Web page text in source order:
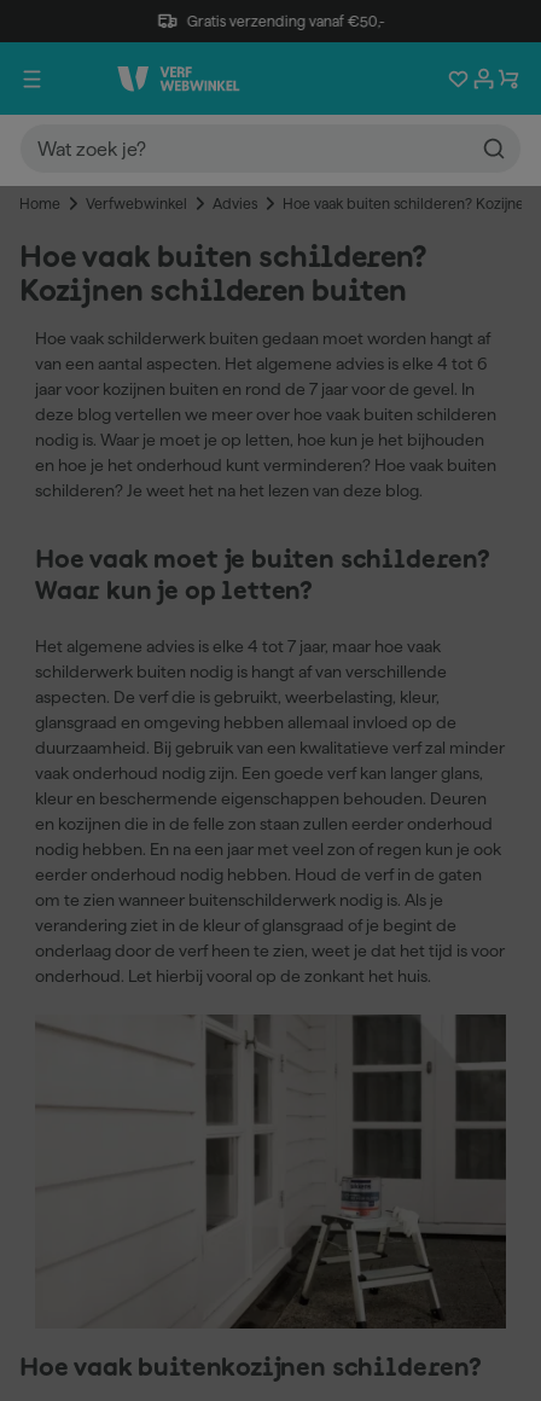
Gratis verzending vanaf €50,-
Home Verfwebwinkel Advies Hoe vaak buiten schilderen?
Hoe vaak buiten schilderen?
Kozijnen schilderen buiten
Hoe vaak schilderwerk buiten gedaan moet worden hangt af
van een aantal aspecten. Het algemene advies is elke 4 tot 6
jaar voor kozijnen buiten en rond de 7 jaar voor de gevel. In
deze blog vertellen we meer over hoe vaak buiten schilderen
nodig is. Waar je moet je op letten, hoe kun je het bijhouden
en hoe je het onderhoud kunt verminderen? Hoe vaak buiten
schilderen? Je weet het na het lezen van deze blog.
Hoe vaak moet je buiten schilderen?
Waar kun je op letten?
Het algemene advies is elke 4 tot 7 jaar, maar hoe vaak
schilderwerk buiten nodig is hangt af van verschillende
aspecten. De verf die is gebruikt, weerbelasting, kleur,
glansgraad en omgeving hebben allemaal invloed op de
duurzaamheid. Bij gebruik van een kwalitatieve verf zal minder
vaak onderhoud nodig zijn. Een goede verf kan langer glans,
kleur en beschermende eigenschappen behouden. Deuren
en kozijnen die in de felle zon staan zullen eerder onderhoud
nodig hebben. En na een jaar met veel zon of regen kun je ook
eerder onderhoud nodig hebben. Houd de verf in de gaten
om te zien wanneer buitenschilderwerk nodig is. Als je
verandering ziet in de kleur of glansgraad of je begint de
onderlaag door de verf heen te zien, weet je dat het tijd is voor
onderhoud. Let hierbij vooral op de zonkant het huis.
Hoe vaak buitenkozijnen schilderen?